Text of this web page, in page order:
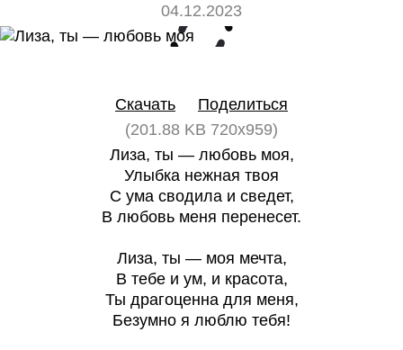
04.12.2023
Скачать
Поделиться
(201.88 KB 720x959)
Лиза, ты — любовь моя,
Улыбка нежная твоя
С ума сводила и сведет,
В любовь меня перенесет.
Лиза, ты — моя мечта,
В тебе и ум, и красота,
Ты драгоценна для меня,
Безумно я люблю тебя!